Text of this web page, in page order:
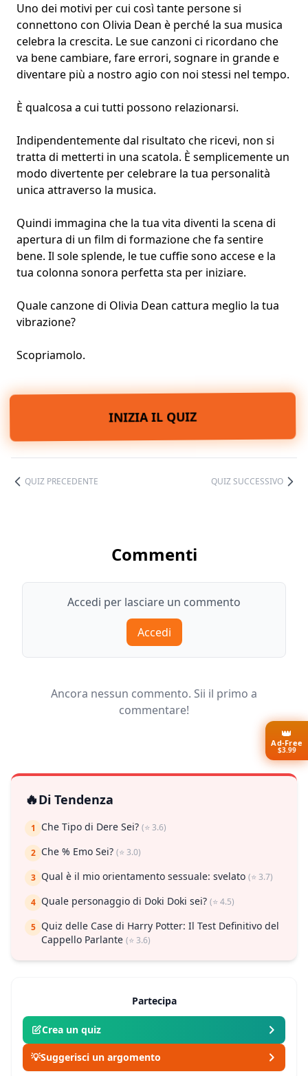
Uno dei motivi per cui così tante persone si
connettono con Olivia Dean è perché la sua musica
celebra la crescita. Le sue canzoni ci ricordano che
va bene cambiare, fare errori, sognare in grande e
diventare più a nostro agio con noi stessi nel tempo.
È qualcosa a cui tutti possono relazionarsi.
Indipendentemente dal risultato che ricevi, non si
tratta di metterti in una scatola. È semplicemente un
modo divertente per celebrare la tua personalità
unica attraverso la musica.
Quindi immagina che la tua vita diventi la scena di
apertura di un film di formazione che fa sentire
bene. Il sole splende, le tue cuffie sono accese e la
tua colonna sonora perfetta sta per iniziare.
Quale canzone di Olivia Dean cattura meglio la tua
vibrazione?
Scopriamolo.
INIZIA IL QUIZ
QUIZ PRECEDENTE QUIZ SUCCESSIVO
Commenti
Accedi per lasciare un commento
Accedi
Ancora nessun commento. Sii il primo a
commentare!
🔥Di Tendenza
1 Che Tipo di Dere Sei? (⭐ 3.6)
2 Che % Emo Sei? (⭐ 3.0)
3 Qual è il mio orientamento sessuale: svelato (⭐ 3.7)
4 Quale personaggio di Doki Doki sei? (⭐ 4.5)
5 Quiz delle Case di Harry Potter: Il Test Definitivo del
Cappello Parlante (⭐ 3.6)
Partecipa
Crea un quiz
💡Suggerisci un argomento
👑
Ad-Free
$3.99